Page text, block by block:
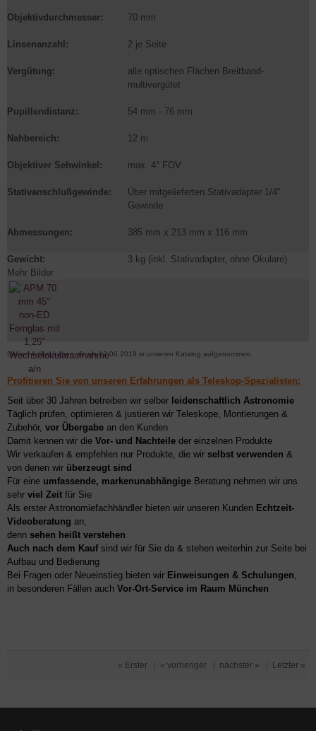
Objektivdurchmesser: 70 mm
Linsenanzahl: 2 je Seite
Vergütung:
alle optischen Flächen Breitband-
multivergütet
Pupillendistanz: 54 mm - 76 mm
Nahbereich: 12 m
Objektiver Sehwinkel: max. 4° FOV
Stativanschlußgewinde:
Über mitgelieferten Stativadapter 1/4"
Gewinde
Abmessungen: 385 mm x 213 mm x 116 mm
Gewicht:
3 kg (inkl. Stativadapter, ohne Okulare)
Mehr Bilder
Diesen Artikel haben wir am 12.06.2019 in unseren Katalog aufgenommen.
Profitieren Sie von unseren Erfahrungen als Teleskop-Spezialisten:
Seit über 30 Jahren betreiben wir selber leidenschaftlich Astronomie
Täglich prüfen, optimieren & justieren wir Teleskope, Montierungen &
Zubehör, vor Übergabe an den Kunden
Damit kennen wir die Vor- und Nachteile der einzelnen Produkte
Wir verkaufen & empfehlen nur Produkte, die wir selbst verwenden &
von denen wir überzeugt sind
Für eine umfassende, markenunabhängige Beratung nehmen wir uns
sehr viel Zeit für Sie
Als erster Astronomiefachhändler bieten wir unseren Kunden Echtzeit-
Videoberatung an,
denn sehen heißt verstehen
Auch nach dem Kaufsind wir für Sie da & stehen weiterhin zur Seite bei
Aufbau und Bedienung
Bei Fragen oder Neueinstieg bieten wir Einweisungen & Schulungen
in besonderen Fällen auch Vor-Ort-Service im Raum München
« Erster | « vorheriger | nächster » | Letzter »